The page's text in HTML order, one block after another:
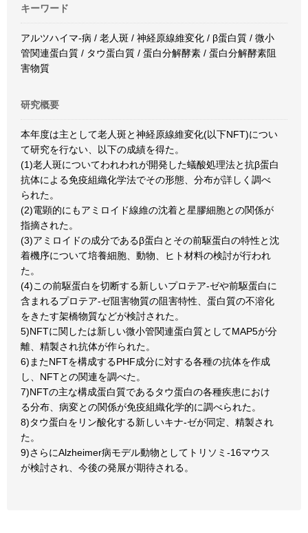
キーワード
アルツハイマ-病 / 老人斑 / 神経原線維変化 / β蛋白質 / 微小
管関連蛋白質 / タウ蛋白質 / 蛋白分解酵素 / 蛋白分解酵素阻
害物質
研究概要
本年度は主として老人斑と神経原線維変化(以下NFT)につい
て研究を行ない、以下の成績を得た。
(1)老人斑についてわれわれが開発した蟻酸処理法と抗β蛋白
抗体による免疫組織化学法でその形態、分布が詳しく調べ
られた。
(2)電顕的にもアミロイド線維の沈着と星膠細胞との関係が
指摘された。
(3)アミロイドの成分であるβ蛋白とその前駆蛋白の特性と沈
着機序について培養細胞、動物、ヒト材料の検討が行われ
た。
(4)この前駆蛋白を切断する新しいプロテア-ゼや前駆蛋白に
含まれるプロテア-ゼ阻害物質の阻害特性、蛋白質の不溶化
をきたす架橋物質などが検討された。
5)NFTに関したは新しい微小管関連蛋白質としてMAP5が分
離、精製され抗体が作られた。
6)またNFTを構成するPHF成分に対する各種の抗体を作成
し、NFTとの関連を調べた。
7)NFTの主な構成蛋白質であるタウ蛋白の各種疾患におけ
る分布、病変との関係が免疫組織化学的に調べられた。
8)タウ蛋白をリン酸化する新しいキナ-ゼが同定、精製され
た。
9)さらにAlzheimer病モデル動物としてトリソミ-16マウス
が検討され、今後の発展が期待される。